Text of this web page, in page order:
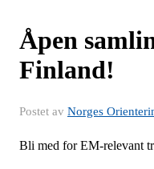
Åpen
Finland!
Postet av Norges
Bli med for EM-relevant